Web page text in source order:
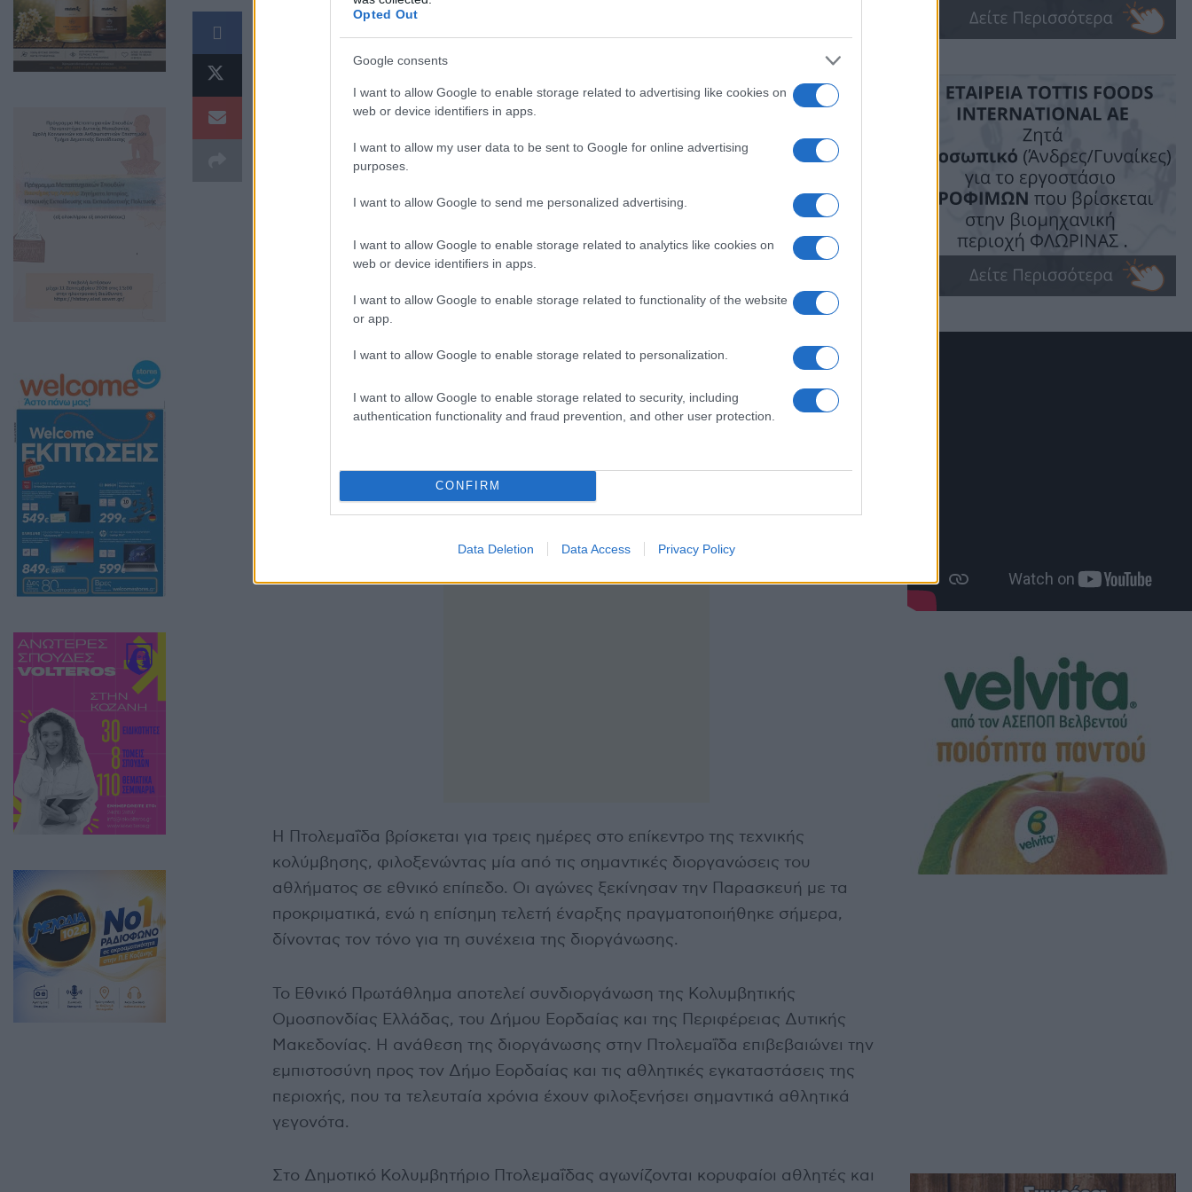
Opted Out
Google consents
I want to allow Google to enable storage related to advertising like cookies on
web or device identifiers in apps.
I want to allow my user data to be sent to Google for online advertising
purposes.
I want to allow Google to send me personalized advertising.
I want to allow Google to enable storage related to analytics like cookies on
web or device identifiers in apps.
I want to allow Google to enable storage related to functionality of the website
or app.
I want to allow Google to enable storage related to personalization.
I want to allow Google to enable storage related to security, including
authentication functionality and fraud prevention, and other user protection.
CONFIRM
Data Deletion Data Access Privacy Policy
Με μια δυναμική τελετή έναρξης άνοιξε σήμερα,
Σάββατο 9 Μαΐου, στην Πτολεμαΐδα το Εθνικό
Πρωτάθλημα Τεχνικής Κολύμβησης Ανδρών και
Κολυμβητήριο της πόλης από τις 8 έως τις 10
Μαΐου 2026, με τη συμμετοχή αθλητών και
αθλητριών από όλη την Ελλάδα.
Η Πτολεμαΐδα βρίσκεται για τρεις ημέρες στο επίκεντρο της τεχνικής
κολύμβησης, φιλοξενώντας μία από τις σημαντικές διοργανώσεις του
αθλήματος σε εθνικό επίπεδο. Οι αγώνες ξεκίνησαν την Παρασκευή με τα
προκριματικά, ενώ η επίσημη τελετή έναρξης πραγματοποιήθηκε σήμερα,
δίνοντας τον τόνο για τη συνέχεια της διοργάνωσης.
Το Εθνικό Πρωτάθλημα αποτελεί συνδιοργάνωση της Κολυμβητικής
Ομοσπονδίας Ελλάδας, του Δήμου Εορδαίας και της Περιφέρειας Δυτικής
Μακεδονίας. Η ανάθεση της διοργάνωσης στην Πτολεμαΐδα επιβεβαιώνει την
εμπιστοσύνη προς τον Δήμο Εορδαίας και τις αθλητικές εγκαταστάσεις της
περιοχής, που τα τελευταία χρόνια έχουν φιλοξενήσει σημαντικά αθλητικά
γεγονότα.
Στο Δημοτικό Κολυμβητήριο Πτολεμαΐδας αγωνίζονται κορυφαίοι αθλητές και